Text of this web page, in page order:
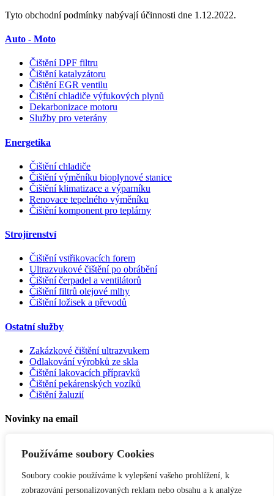
Používáme soubory Cookies
Soubory cookie používáme k vylepšení vašeho prohlížení, k
zobrazování personalizovaných reklam nebo obsahu a k analýze
Tyto obchodní podmínky nabývají účinnosti dne 1.12.2022.
Auto - Moto
Čištění DPF filtru
Čištění katalyzátoru
Čištění EGR ventilu
Čištění chladiče výfukových plynů
Dekarbonizace motoru
Služby pro veterány
Energetika
Čištění chladiče
Čištění výměníku bioplynové stanice
Čištění klimatizace a výparníku
Renovace tepelného výměníku
Čištění komponent pro teplárny
Strojírenství
Čištění vstřikovacích forem
Ultrazvukové čištění po obrábění
Čištění čerpadel a ventilátorů
Čištění filtrů olejové mlhy
Čištění ložisek a převodů
Ostatní služby
Zakázkové čištění ultrazvukem
Odlakování výrobků ze skla
Čištění lakovacích přípravků
Čištění pekárenských vozíků
Čištění žaluzií
Novinky na email